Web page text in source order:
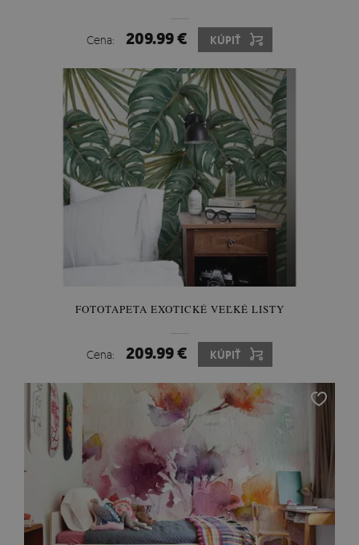
Cena: 209.99 € KÚPIŤ
FOTOTAPETA EXOTICKÉ VEĽKÉ LISTY
Cena: 209.99 € KÚPIŤ